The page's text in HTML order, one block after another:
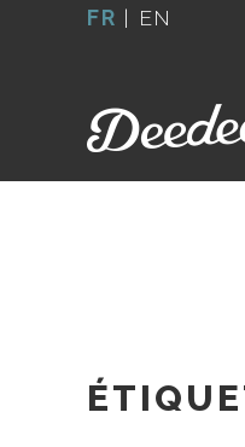
FR | EN